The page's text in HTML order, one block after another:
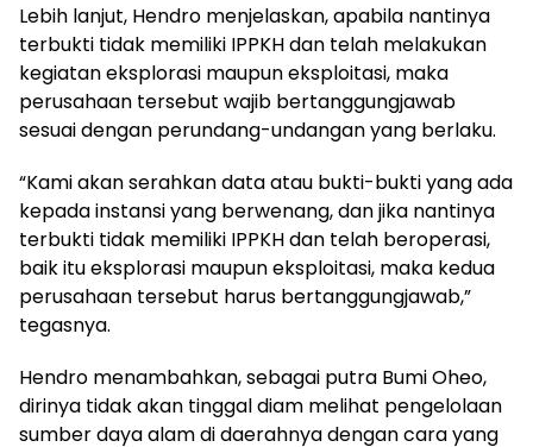
Lebih lanjut, Hendro menjelaskan, apabila nantinya
terbukti tidak memiliki IPPKH dan telah melakukan
kegiatan eksplorasi maupun eksploitasi, maka
perusahaan tersebut wajib bertanggungjawab
sesuai dengan perundang-undangan yang berlaku.
“Kami akan serahkan data atau bukti-bukti yang ada
kepada instansi yang berwenang, dan jika nantinya
terbukti tidak memiliki IPPKH dan telah beroperasi,
baik itu eksplorasi maupun eksploitasi, maka kedua
perusahaan tersebut harus bertanggungjawab,”
tegasnya.
Hendro menambahkan, sebagai putra Bumi Oheo,
dirinya tidak akan tinggal diam melihat pengelolaan
sumber daya alam di daerahnya dengan cara yang